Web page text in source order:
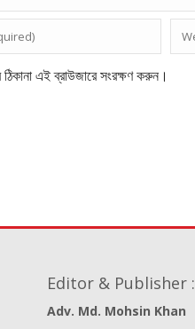
এই ব্রাউজারে সংরক্ষণ করুন।
Editor & Publisher :
Adv. Md. Mohsin Khan